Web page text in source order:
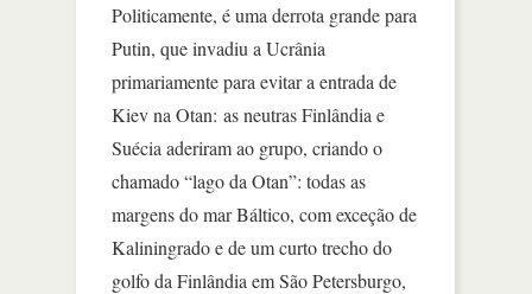
Politicamente, é uma derrota grande para
Putin, que invadiu a Ucrânia
primariamente para evitar a entrada de
Kiev na Otan: as neutras Finlândia e
Suécia aderiram ao grupo, criando o
chamado “lago da Otan”: todas as
margens do mar Báltico, com exceção de
Kaliningrado e de um curto trecho do
golfo da Finlândia em São Petersburgo,